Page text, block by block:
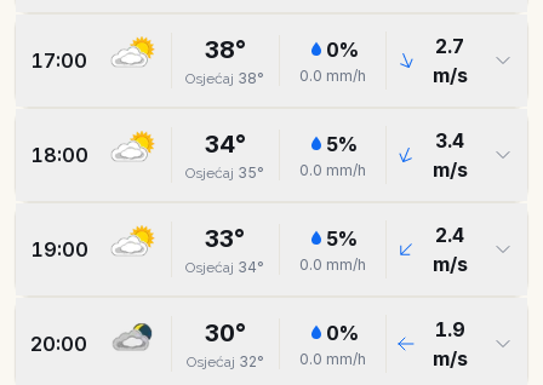
17:00 38°
Osjećaj 38°
0%
0.0 mm/h
2.7
m/s
18:00 34°
Osjećaj 35°
5%
0.0 mm/h
3.4
m/s
19:00 33°
Osjećaj 34°
5%
0.0 mm/h
2.4
m/s
20:00 30°
Osjećaj 32°
0%
0.0 mm/h
1.9
m/s